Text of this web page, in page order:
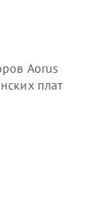
Aorus
плат